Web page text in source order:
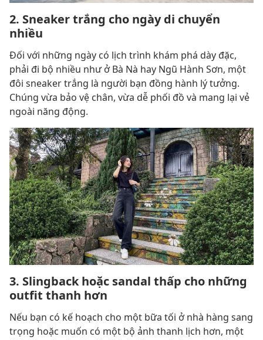
2. Sneaker trắng cho ngày di chuyển
nhiều
Đối với những ngày có lịch trình khám phá dày đặc,
phải đi bộ nhiều như ở Bà Nà hay Ngũ Hành Sơn, một
đôi sneaker trắng là người bạn đồng hành lý tưởng.
Chúng vừa bảo vệ chân, vừa dễ phối đồ và mang lại vẻ
ngoài năng động.
3. Slingback hoặc sandal thấp cho những
outfit thanh hơn
Nếu bạn có kế hoạch cho một bữa tối ở nhà hàng sang
trọng hoặc muốn có một bộ ảnh thanh lịch hơn, một